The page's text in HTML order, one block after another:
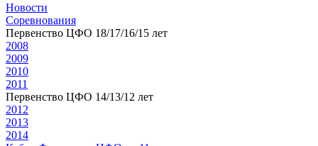
Новости
Соревнования
Первенство ЦФО 18/17/16/15 лет
2008
2009
2010
2011
Первенство ЦФО 14/13/12 лет
2012
2013
2014